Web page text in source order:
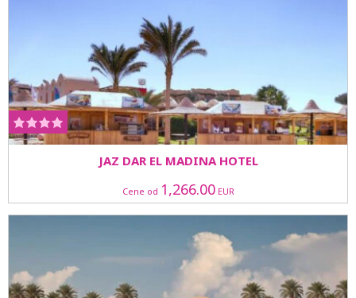
JAZ DAR EL MADINA HOTEL
Cene od 1,266.00EUR